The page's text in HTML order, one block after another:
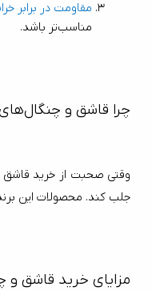
مقاومت در برابر
مناسب‌تر باشد.
چرا قاشق و چنگال‌های ناب استیل؟
جلب کند. محصولات این برند از استیل ضد زنگ ساخته شده‌اند
مزایای خرید قاشق و